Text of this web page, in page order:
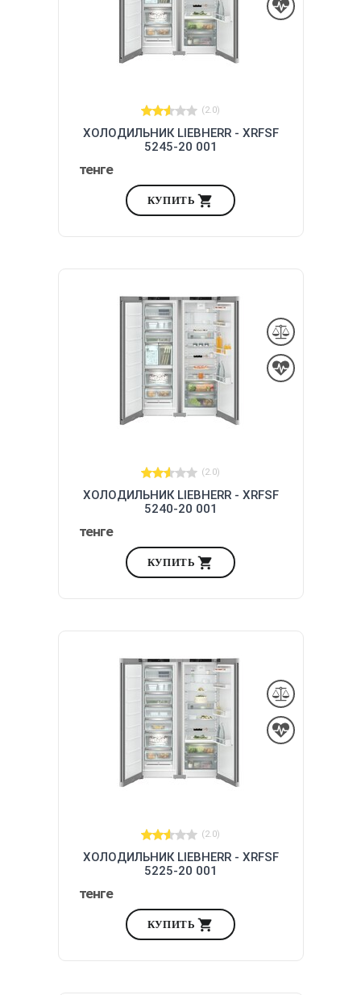
(2.0)
ХОЛОДИЛЬНИК LIEBHERR - XRFSF
5245-20 001
тенге
КУПИТЬ
(2.0)
ХОЛОДИЛЬНИК LIEBHERR - XRFSF
5240-20 001
тенге
КУПИТЬ
(2.0)
ХОЛОДИЛЬНИК LIEBHERR - XRFSF
5225-20 001
тенге
КУПИТЬ